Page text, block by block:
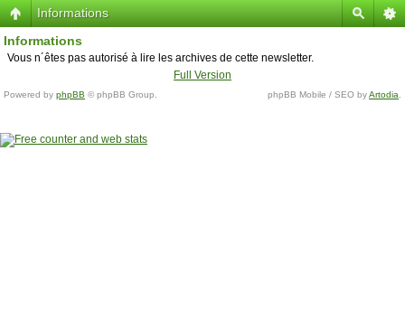
Informations
Informations
Vous n´êtes pas autorisé à lire les archives de cette newsletter.
Full Version
Powered by phpBB © phpBB Group. phpBB Mobile / SEO byArtodia